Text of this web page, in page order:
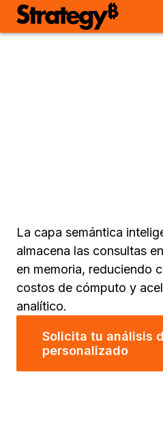
La capa semántica
almacena las consultas
en memoria, reduciendo
costos de cómputo y
analítico.
Solicita tu análisis
personalizado